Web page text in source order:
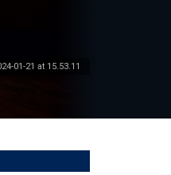
01-21 at 15.53.11